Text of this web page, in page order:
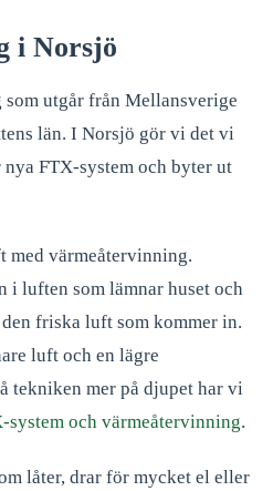
i Norsjö
utgår från Mellansverige
län. I Norsjö gör vi det vi
FTX-system och byter ut
värmeåtervinning.
i luften som lämnar huset och
friska luft som kommer in.
luft och en lägre
tekniken mer på djupet har vi
system och värmeåtervinning.
låter, drar för mycket el eller